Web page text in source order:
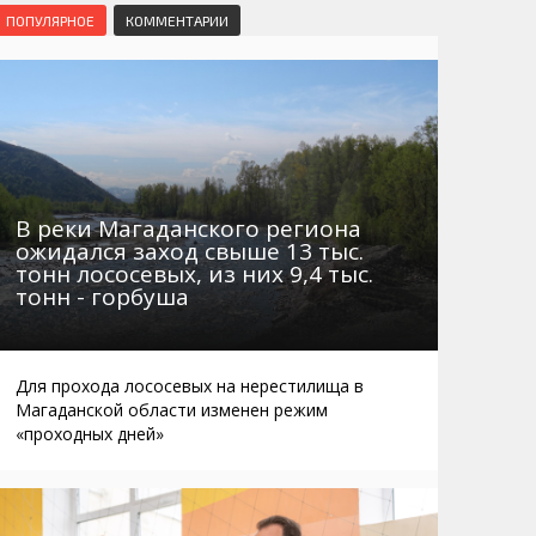
Маршруты. Улицы, остановки
Автобусы Магадан – Аэропорт
Таблица приливов отливов
Мошенники
Интернет
Браконьеры
ПОПУЛЯРНОЕ КОММЕНТАРИИ
В реки Магаданского региона
ожидался заход свыше 13 тыс.
тонн лососевых, из них 9,4 тыс.
тонн - горбуша
Для прохода лососевых на нерестилища в
Магаданской области изменен режим
«проходных дней»